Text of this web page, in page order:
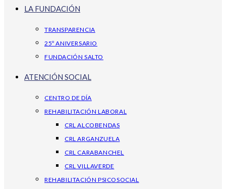
LA FUNDACIÓN
TRANSPARENCIA
25º ANIVERSARIO
FUNDACIÓN SALTO
ATENCIÓN SOCIAL
CENTRO DE DÍA
REHABILITACIÓN LABORAL
CRL ALCOBENDAS
CRL ARGANZUELA
CRL CARABANCHEL
CRL VILLAVERDE
REHABILITACIÓN PSICOSOCIAL